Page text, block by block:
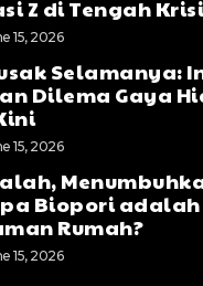
Z di Tengah
15, 2026
Selamanya:
Dilema Gaya
15, 2026
Biopori adalah
Rumah?
15, 2026